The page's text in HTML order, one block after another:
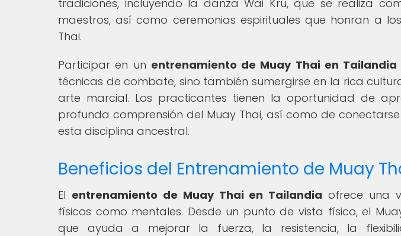
tradiciones, incluyendo la danza Wai Kru, que se realiza
maestros, así como ceremonias espirituales que honran a
Thai.
Participar en un entrenamiento de Muay Thai en Tailandia
técnicas de combate, sino también sumergirse en la rica
arte marcial. Los practicantes tienen la oportunidad de
profunda comprensión del Muay Thai, así como de
esta disciplina ancestral.
Beneficios del Entrenamiento de Muay
El entrenamiento de Muay Thai en Tailandia ofrece una
físicos como mentales. Desde un punto de vista físico, el
que ayuda a mejorar la fuerza, la resistencia, la